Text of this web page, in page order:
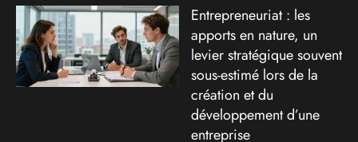
Entrepreneuriat : les
apports en nature, un
levier stratégique souvent
sous-estimé lors de la
création et du
développement d’une
entreprise